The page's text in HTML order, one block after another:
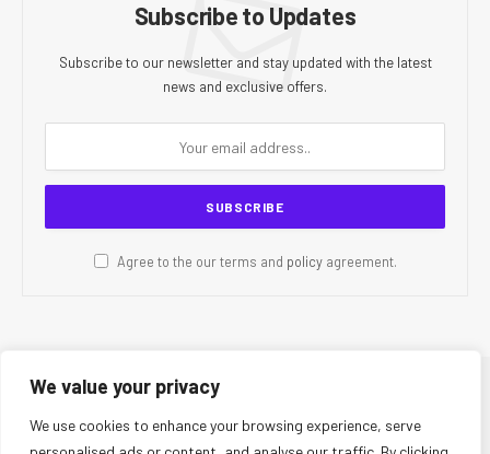
We value your privacy
We use cookies to enhance your browsing experience, serve
Subscribe to Updates
Subscribe to our newsletter and stay updated with the latest
news and exclusive offers.
Agree to the our terms and policyagreement.